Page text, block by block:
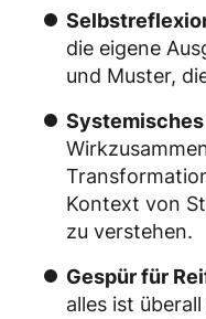
die eigene
und Muster,
Kontext von
zu verstehen.
Gespür für
alles ist